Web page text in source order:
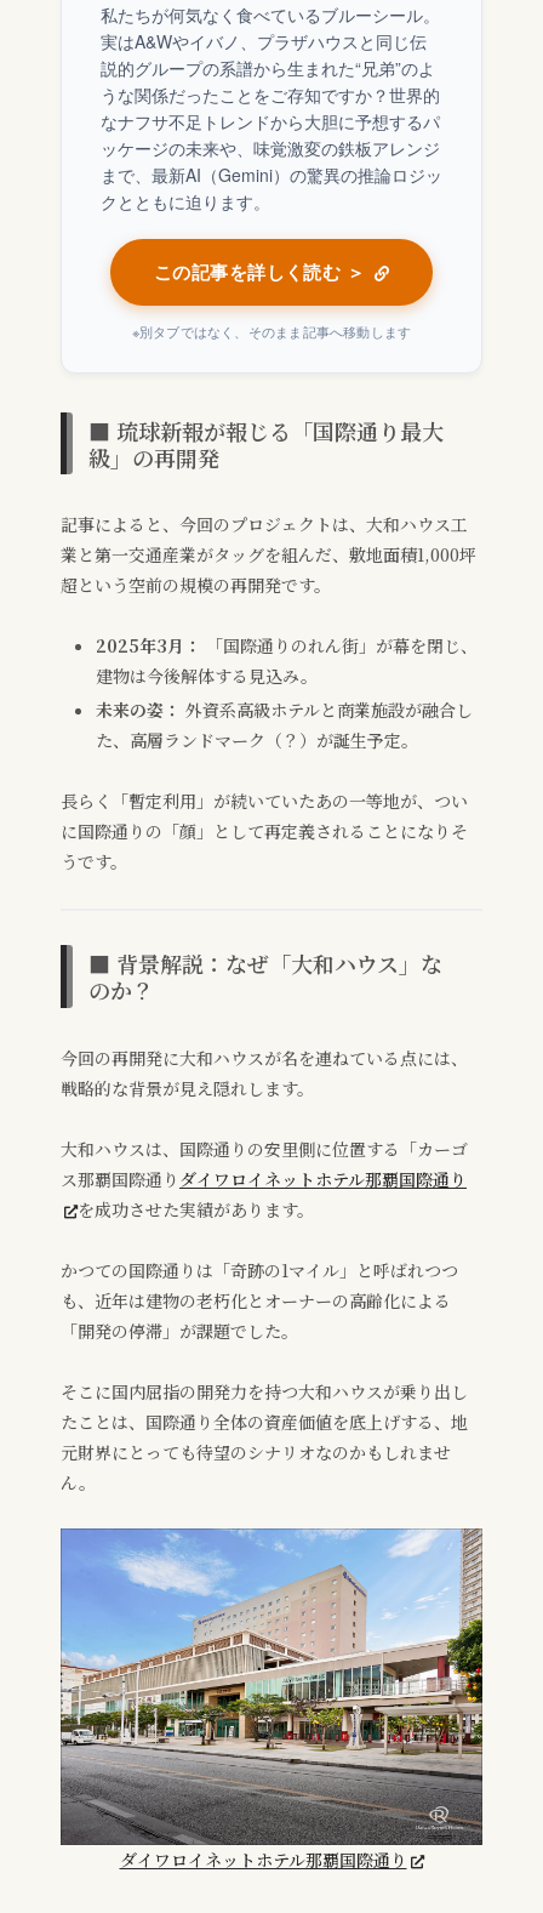
私たちが何気なく食べているブルーシール。
実はA&Wやイバノ、プラザハウスと同じ伝
説的グループの系譜から生まれた“兄弟”のよ
うな関係だったことをご存知ですか？世界的
なナフサ不足トレンドから大胆に予想するパ
ッケージの未来や、味覚激変の鉄板アレンジ
まで、最新AI（Gemini）の驚異の推論ロジッ
クとともに迫ります。
この記事を詳しく読む ＞
※別タブではなく、そのまま記事へ移動します
■ 琉球新報が報じる「国際通り最大
級」の再開発
記事によると、今回のプロジェクトは、大和ハウス工
業と第一交通産業がタッグを組んだ、敷地面積1,000坪
超という空前の規模の再開発です。
2025年3月：
「国際通りのれん街」が幕を閉じ、
建物は今後解体する見込み。
未来の姿： 外資系高級ホテルと商業施設が融合し
た、高層ランドマーク（？）が誕生予定。
長らく「暫定利用」が続いていたあの一等地が、つい
に国際通りの「顔」として再定義されることになりそ
うです。
■ 背景解説：なぜ「大和ハウス」な
のか？
今回の再開発に大和ハウスが名を連ねている点には、
戦略的な背景が見え隠れします。
大和ハウスは、国際通りの安里側に位置する「カーゴ
ス那覇国際通り ダイワロイネットホテル那覇国際通り
を成功させた実績があります。
かつての国際通りは「奇跡の1マイル」と呼ばれつつ
も、近年は建物の老朽化とオーナーの高齢化による
「開発の停滞」が課題でした。
そこに国内屈指の開発力を持つ大和ハウスが乗り出し
たことは、国際通り全体の資産価値を底上げする、地
元財界にとっても待望のシナリオなのかもしれませ
ん。
ダイワロイネットホテル那覇国際通り